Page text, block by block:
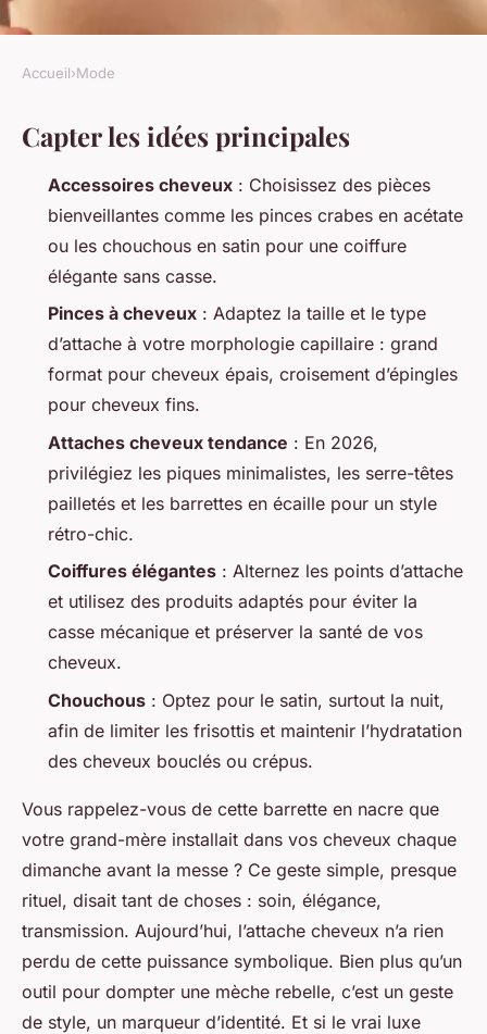
Les attaches cheveux
incontournables pour un look
stylé
10 min de lecture
Accueil›Mode
Capter les idées principales
Accessoires cheveux : Choisissez des pièces
bienveillantes comme les pinces crabes en acétate
ou les chouchous en satin pour une coiffure
élégante sans casse.
Pinces à cheveux : Adaptez la taille et le type
d’attache à votre morphologie capillaire : grand
format pour cheveux épais, croisement d’épingles
pour cheveux fins.
Attaches cheveux tendance : En 2026,
privilégiez les piques minimalistes, les serre-têtes
pailletés et les barrettes en écaille pour un style
rétro-chic.
Coiffures élégantes : Alternez les points d’attache
et utilisez des produits adaptés pour éviter la
casse mécanique et préserver la santé de vos
cheveux.
Chouchous : Optez pour le satin, surtout la nuit,
afin de limiter les frisottis et maintenir l’hydratation
des cheveux bouclés ou crépus.
Vous rappelez-vous de cette barrette en nacre que
votre grand-mère installait dans vos cheveux chaque
dimanche avant la messe ? Ce geste simple, presque
rituel, disait tant de choses : soin, élégance,
transmission. Aujourd’hui, l’attache cheveux n’a rien
perdu de cette puissance symbolique. Bien plus qu’un
outil pour dompter une mèche rebelle, c’est un geste
de style, un marqueur d’identité. Et si le vrai luxe